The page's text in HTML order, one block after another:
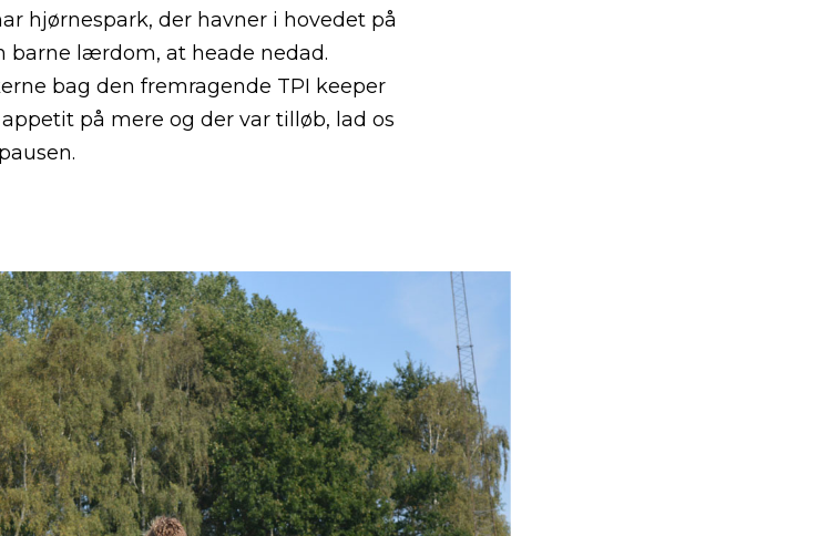
hjørnespark, der havner i hovedet på
barne lærdom, at heade nedad.
bag den fremragende TPI keeper
på mere og der var tilløb, lad os